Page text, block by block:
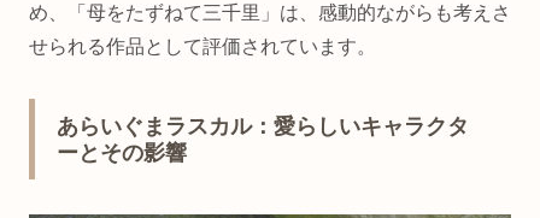
め、「母をたずねて三千里」は、感動的ながらも考えさ
せられる作品として評価されています。
あらいぐまラスカル：愛らしいキャラクタ
ーとその影響